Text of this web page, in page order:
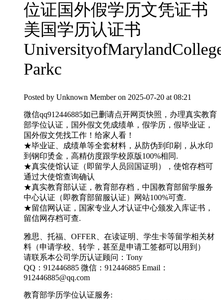
位证国外假学历文凭证书
美国学历认证书
Parkc
Posted by Unknown Member on 2025-07-20 at 08:21
微信qq912446885如已删请点开网页快照，办理真实教育
部学位认证，国外假文凭成绩单，假学历，假毕业证，
国外假文凭找工作！给家人看！
★毕业证、成绩单等全套材料，从防伪到印刷，从水印
到钢印烫金，高精仿度跟学校原版100%相同.
★真实使馆认证（即留学人员回国证明），使馆存档可
通过大使馆查询确认
★真实教育部认证，教育部存档，中国教育部留学服务
中心认证（即教育部留服认证）网站100%可查.
★留信网认证，国家专业人才认证中心颁发入库证书，
留信网存档可查.
雅思、托福、OFFER、在读证明、学生卡等留学相关材
料（申请学校、转学，甚至是申请工签都可以用到）
请联系本公司学历认证顾问：Tony
QQ：912446885 微信：912446885 Email：
912446885@qq.com
教育部学历学位认证服务: